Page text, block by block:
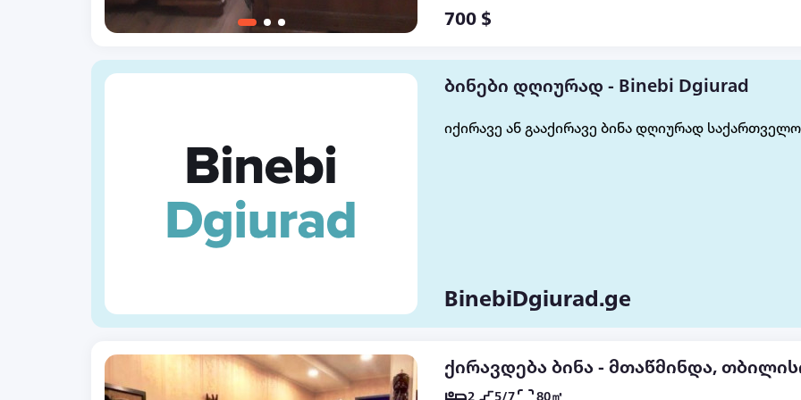
700 $
ბინები დღიურად - Binebi Dgiurad
იქირავე ან გააქირავე ბინა დღიურად
BinebiDgiurad.ge
ქირავდება ბინა - მთაწმინდა,